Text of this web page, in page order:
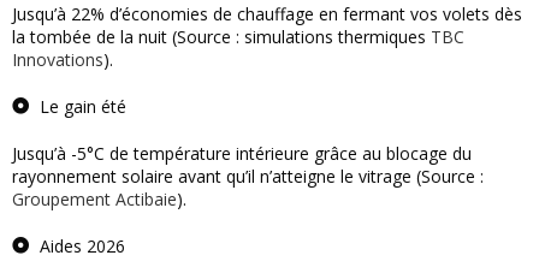
Jusqu’à 22% d’économies de chauffage en fermant vos volets dès
la tombée de la nuit (Source : simulations thermiques TBC
Innovations).
Le gain été
Jusqu’à -5°C de température intérieure grâce au blocage du
rayonnement solaire avant qu’il n’atteigne le vitrage (Source :
Groupement Actibaie).
Aides 2026